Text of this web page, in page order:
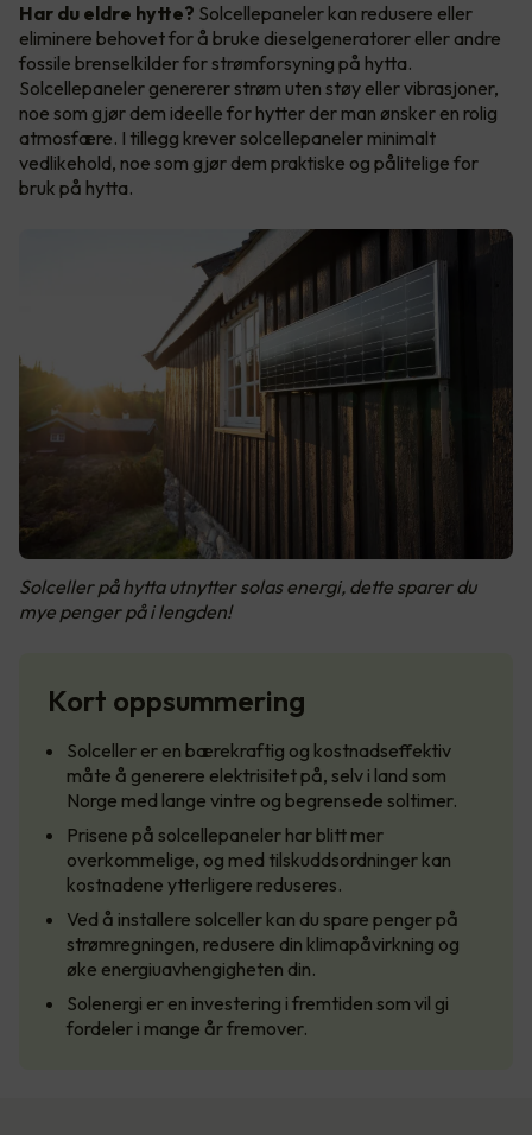
Har du eldre hytte? Solcellepaneler kan redusere eller
eliminere behovet for å bruke dieselgeneratorer eller andre
fossile brenselkilder for strømforsyning på hytta.
Solcellepaneler genererer strøm uten støy eller vibrasjoner,
noe som gjør dem ideelle for hytter der man ønsker en rolig
atmosfære. I tillegg krever solcellepaneler minimalt
vedlikehold, noe som gjør dem praktiske og pålitelige for
bruk på hytta.
Solceller på hytta utnytter solas energi, dette sparer du
mye penger på i lengden!
Kort oppsummering
Solceller er en bærekraftig og kostnadseffektiv
måte å generere elektrisitet på, selv i land som
Norge med lange vintre og begrensede soltimer.
Prisene på solcellepaneler har blitt mer
overkommelige, og med tilskuddsordninger kan
kostnadene ytterligere reduseres.
Ved å installere solceller kan du spare penger på
strømregningen, redusere din klimapåvirkning og
øke energiuavhengigheten din.
Solenergi er en investering i fremtiden som vil gi
fordeler i mange år fremover.